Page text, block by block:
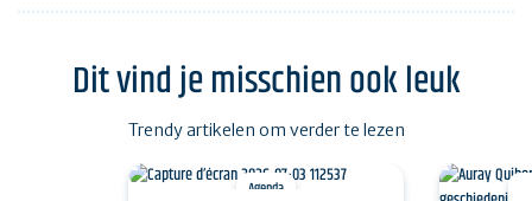
Dit vind je misschien ook leuk
Trendy artikelen om verder te lezen
Agenda